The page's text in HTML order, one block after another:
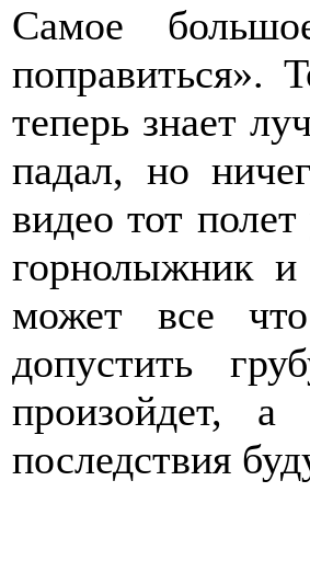
Самое
поправиться».
теперь знает
падал, но
видео тот
горнолыжник и
может все
допустить
произойдет,
последствия